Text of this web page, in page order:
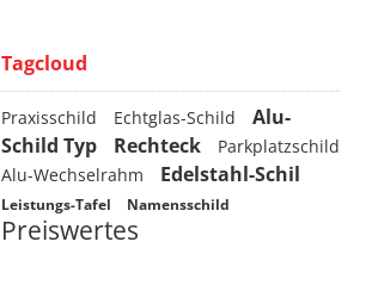
Tagcloud
Praxisschild Echtglas-Schild
Alu-
Schild Typ
Rechteck
Parkplatzschild
Alu-Wechselrahm
Edelstahl-Schil
Leistungs-Tafel Namensschild
Preiswertes